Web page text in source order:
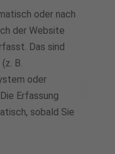
oder nach
der Website
Das sind
B.
oder
Erfassung
sobald Sie